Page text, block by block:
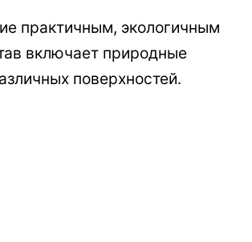
практичным, экологичным
включает природные
поверхностей.